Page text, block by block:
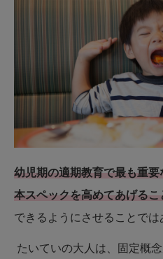
幼児期の適期教育で最も重
本スペックを高めてあげるこ
できるようにさせることでは
たいていの大人は、固定概